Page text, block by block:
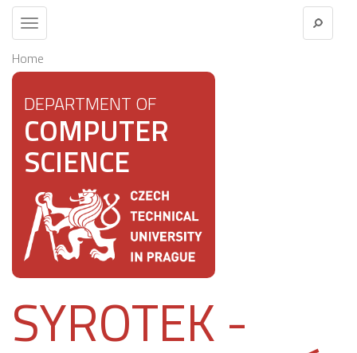
Toggle
navigation
Home
DEPARTMENT OF
COMPUTER
SCIENCE
SYROTEK -